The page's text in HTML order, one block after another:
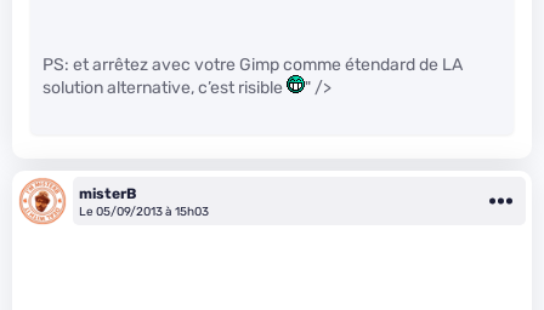
PS: et arrêtez avec votre Gimp comme étendard de LA
solution alternative, c’est risible
" />
misterB
Le 05/09/2013 à 15h03